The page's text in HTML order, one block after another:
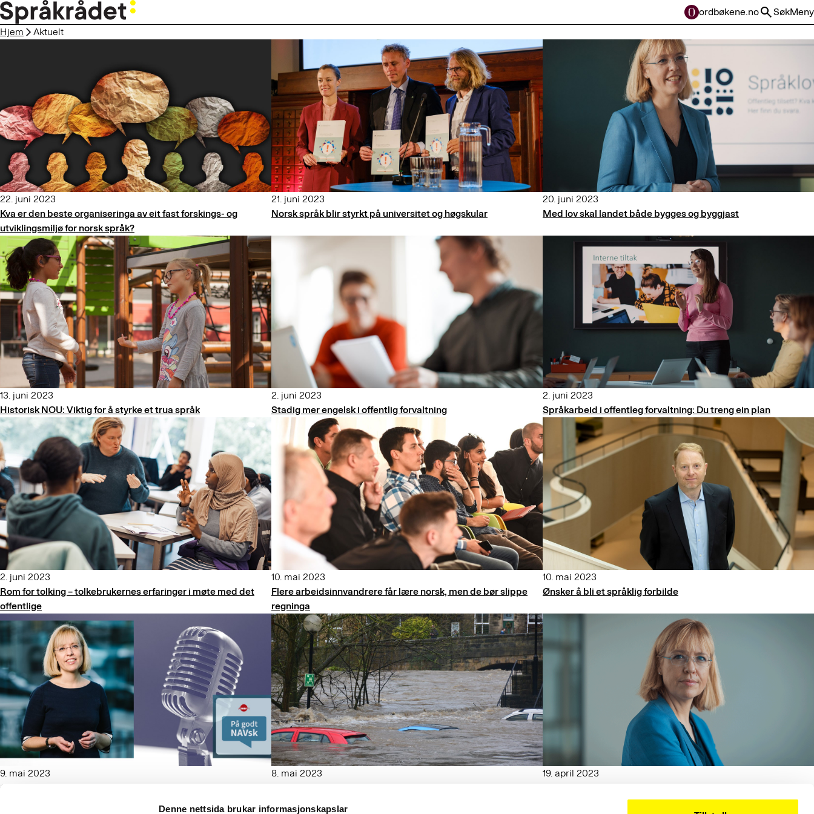
Denne nettsida brukar informasjonskapslar
HOPP
TIL
HOVEDINNHOLD
ordbøkene.no SøkMeny
Hjem
Aktuelt
22. juni 2023
Kva er den beste organiseringa av eit fast forskings- og
utviklingsmiljø for norsk språk?
21. juni 2023
Norsk språk blir styrkt på universitet og høgskular
20. juni 2023
Med lov skal landet både bygges og byggjast
13. juni 2023
Historisk NOU: Viktig for å styrke et trua språk
2. juni 2023
Stadig mer engelsk i offentlig forvaltning
2. juni 2023
Språkarbeid i offentleg forvaltning: Du treng ein plan
2. juni 2023
Rom for tolking – tolkebrukernes erfaringer i møte med det
offentlige
10. mai 2023
Flere arbeidsinnvandrere får lære norsk, men de bør slippe
regninga
10. mai 2023
Ønsker å bli et språklig forbilde
9. mai 2023
Ord som inkluderer
8. mai 2023
19. april 2023